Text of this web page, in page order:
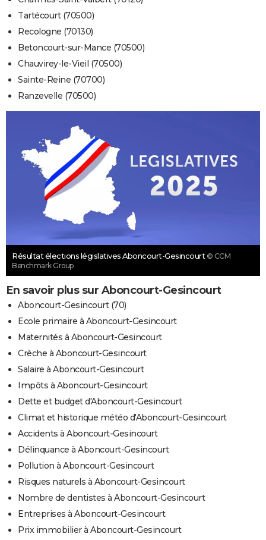
Tartécourt (70500)
Recologne (70130)
Betoncourt-sur-Mance (70500)
Chauvirey-le-Vieil (70500)
Sainte-Reine (70700)
Ranzevelle (70500)
Résultat élections législatives Aboncourt-Gesincourt © CCM
Benchmark Group
En savoir plus sur Aboncourt-Gesincourt
Aboncourt-Gesincourt (70)
Ecole primaire à Aboncourt-Gesincourt
Maternités à Aboncourt-Gesincourt
Crèche à Aboncourt-Gesincourt
Salaire à Aboncourt-Gesincourt
Impôts à Aboncourt-Gesincourt
Dette et budget d'Aboncourt-Gesincourt
Climat et historique météo d'Aboncourt-Gesincourt
Accidents à Aboncourt-Gesincourt
Délinquance à Aboncourt-Gesincourt
Pollution à Aboncourt-Gesincourt
Risques naturels à Aboncourt-Gesincourt
Nombre de dentistes à Aboncourt-Gesincourt
Entreprises à Aboncourt-Gesincourt
Prix immobilier à Aboncourt-Gesincourt